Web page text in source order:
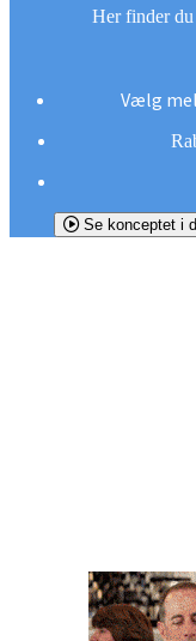
Her finder du
Vælg
Se konceptet i